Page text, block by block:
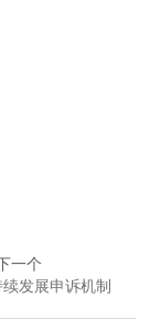
一个
发展申诉机制